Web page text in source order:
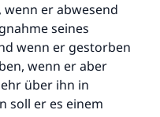
wenn er abwesend
seines
wenn er gestorben
wenn er aber
über ihn in
soll er es einem